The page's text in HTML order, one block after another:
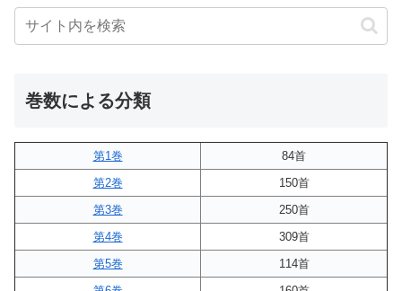
巻数による分類
第1巻
84首
第2巻
150首
第3巻
250首
第4巻
309首
第5巻
114首